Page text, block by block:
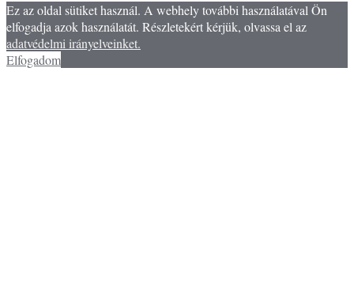
Ez az oldal sütiket használ. A webhely további használatával Ön
elfogadja azok használatát. Részletekért kérjük, olvassa el az
adatvédelmi irányelveinket.
Elfogadom